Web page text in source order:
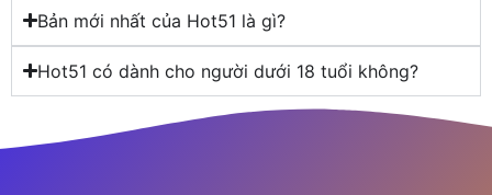
Bản mới nhất của Hot51 là gì?
Hot51 có dành cho người dưới 18 tuổi không?